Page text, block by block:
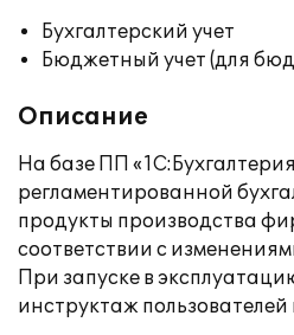
Бухгалтерский учет
Бюджетный учет (для
Описание
На базе ПП
регламентированной
продукты производства
соответствии с
При запуске в
инструктаж